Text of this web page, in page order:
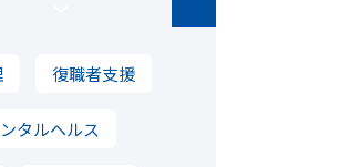
復職者支援
タルヘルス